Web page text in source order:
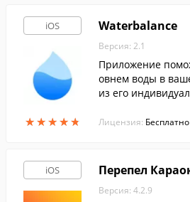
iOS
★★★★★
★★★★★
Waterbalance
Версия: 2.1
Приложение
овнем воды в
из его
Лицензия: Бесплатно
iOS Перепел
Версия: 4.2.9